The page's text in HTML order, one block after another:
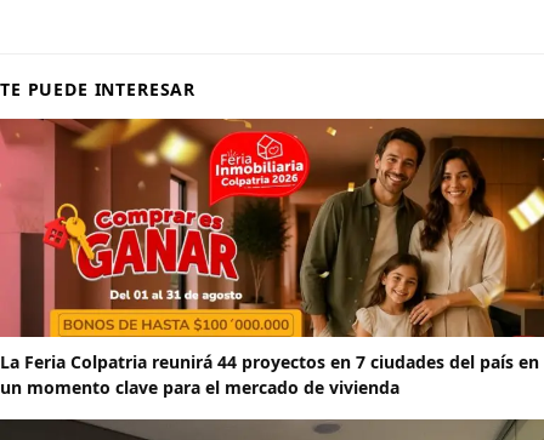
TE PUEDE INTERESAR
La Feria Colpatria reunirá 44 proyectos en 7 ciudades del país en
un momento clave para el mercado de vivienda